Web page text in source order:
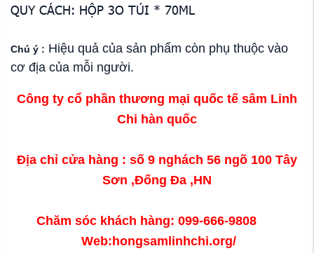
QUY CÁCH: HỘP 3O TÚI * 70ML
Chú ý : Hiệu quả của sản phẩm còn phụ thuộc vào
cơ địa của mỗi người.
Công ty cổ phần thương mại quốc tế sâm Linh
Chi hàn quốc
Địa chỉ cửa hàng : số 9 nghách 56 ngõ 100 Tây
Sơn ,Đống Đa ,HN
Chăm sóc khách hàng: 099-666-9808
Web:hongsamlinhchi.org/